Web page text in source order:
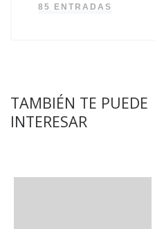
85 ENTRADAS
TAMBIÉN TE PUEDE
INTERESAR